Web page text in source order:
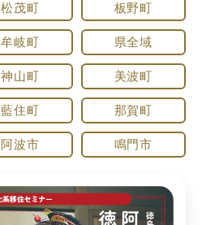
松茂町 板野町
牟岐町 県全域
神山町 美波町
藍住町 那賀町
阿波市 鳴門市